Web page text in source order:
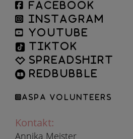
facebook
instagram
YouTube
TikTok
Spreadshirt
Redbubble
ASPA Volunteers
Kontakt:
Annika Meister